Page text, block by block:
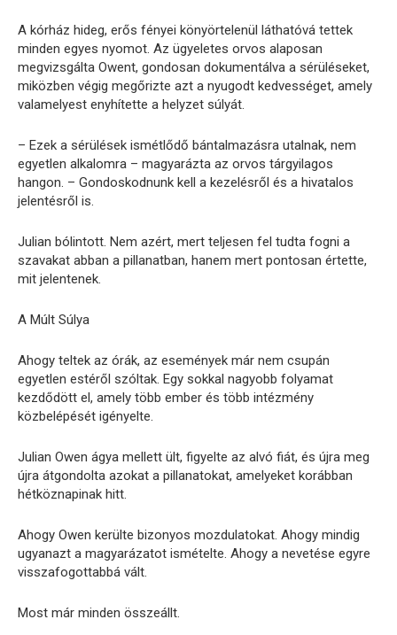
A kórház hideg, erős fényei könyörtelenül láthatóvá tettek
minden egyes nyomot. Az ügyeletes orvos alaposan
megvizsgálta Owent, gondosan dokumentálva a sérüléseket,
miközben végig megőrizte azt a nyugodt kedvességet, amely
valamelyest enyhítette a helyzet súlyát.
– Ezek a sérülések ismétlődő bántalmazásra utalnak, nem
egyetlen alkalomra – magyarázta az orvos tárgyilagos
hangon. – Gondoskodnunk kell a kezelésről és a hivatalos
jelentésről is.
Julian bólintott. Nem azért, mert teljesen fel tudta fogni a
szavakat abban a pillanatban, hanem mert pontosan értette,
mit jelentenek.
A Múlt Súlya
Ahogy teltek az órák, az események már nem csupán
egyetlen estéről szóltak. Egy sokkal nagyobb folyamat
kezdődött el, amely több ember és több intézmény
közbelépését igényelte.
Julian Owen ágya mellett ült, figyelte az alvó fiát, és újra meg
újra átgondolta azokat a pillanatokat, amelyeket korábban
hétköznapinak hitt.
Ahogy Owen kerülte bizonyos mozdulatokat. Ahogy mindig
ugyanazt a magyarázatot ismételte. Ahogy a nevetése egyre
visszafogottabbá vált.
Most már minden összeállt.